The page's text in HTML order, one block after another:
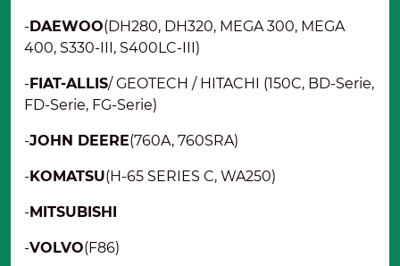
-DAEWOO(DH280, DH320, MEGA 300, MEGA
400, S330-III, S400LC-III)
-FIAT-ALLIS/ GEOTECH / HITACHI (150C, BD-Serie,
FD-Serie, FG-Serie)
-JOHN DEERE(760A, 760SRA)
-KOMATSU(H-65 SERIES C, WA250)
-MITSUBISHI
-VOLVO(F86)